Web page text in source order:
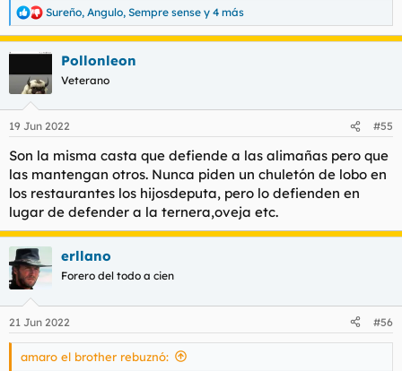
R
e
a
c
e
:
Sureño, Angulo, Sempre sense y 4 más
Pollonleon
Veterano
19 Jun 2022 #55
Son la misma casta que defiende a las alimañas pero que
las mantengan otros. Nunca piden un chuletón de lobo en
los restaurantes los hijosdeputa, pero lo defienden en
lugar de defender a la ternera,oveja etc.
erllano
Forero del todo a cien
21 Jun 2022 #56
amaro el brother rebuznó: